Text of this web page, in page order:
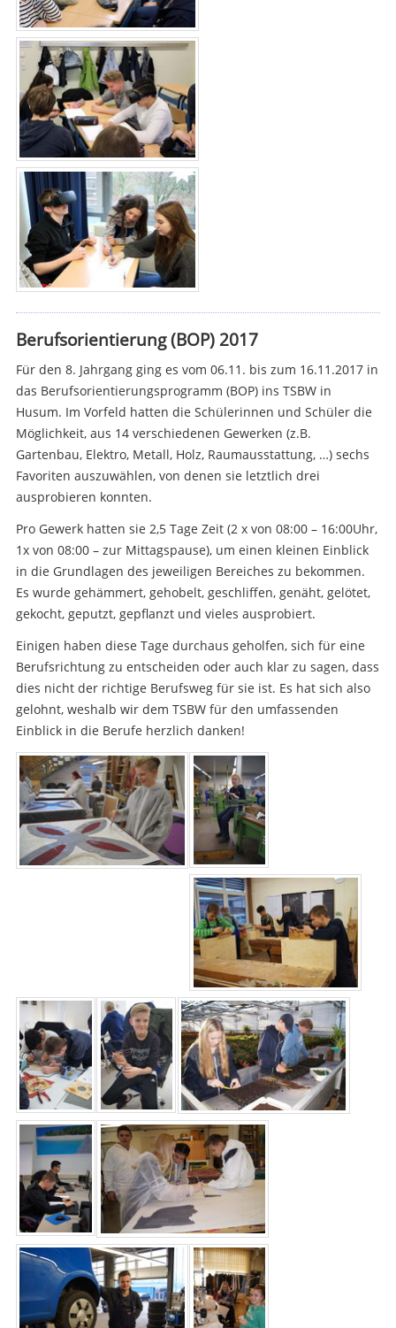
Berufsorientierung (BOP) 2017
Für den 8. Jahrgang ging es vom 06.11. bis zum 16.11.2017 in
das Berufsorientierungsprogramm (BOP) ins TSBW in
Husum. Im Vorfeld hatten die Schülerinnen und Schüler die
Möglichkeit, aus 14 verschiedenen Gewerken (z.B.
Gartenbau, Elektro, Metall, Holz, Raumausstattung, …) sechs
Favoriten auszuwählen, von denen sie letztlich drei
ausprobieren konnten.
Pro Gewerk hatten sie 2,5 Tage Zeit (2 x von 08:00 – 16:00Uhr,
1x von 08:00 – zur Mittagspause), um einen kleinen Einblick
in die Grundlagen des jeweiligen Bereiches zu bekommen.
Es wurde gehämmert, gehobelt, geschliffen, genäht, gelötet,
gekocht, geputzt, gepflanzt und vieles ausprobiert.
Einigen haben diese Tage durchaus geholfen, sich für eine
Berufsrichtung zu entscheiden oder auch klar zu sagen, dass
dies nicht der richtige Berufsweg für sie ist. Es hat sich also
gelohnt, weshalb wir dem TSBW für den umfassenden
Einblick in die Berufe herzlich danken!